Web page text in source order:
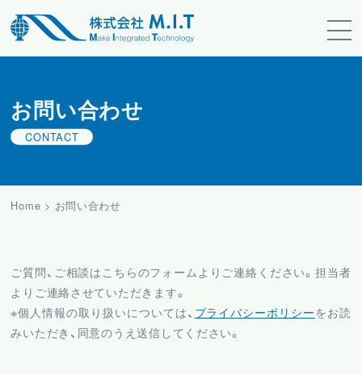
お問い合わせ
CONTACT
Home > お問い合わせ
ご質問、ご相談はこちらのフォームよりご連絡ください。担当者
よりご連絡させていただきます。
※個人情報の取り扱いについては、 プライバシーポリシーをお読
みいただき、同意のうえ送信してください。